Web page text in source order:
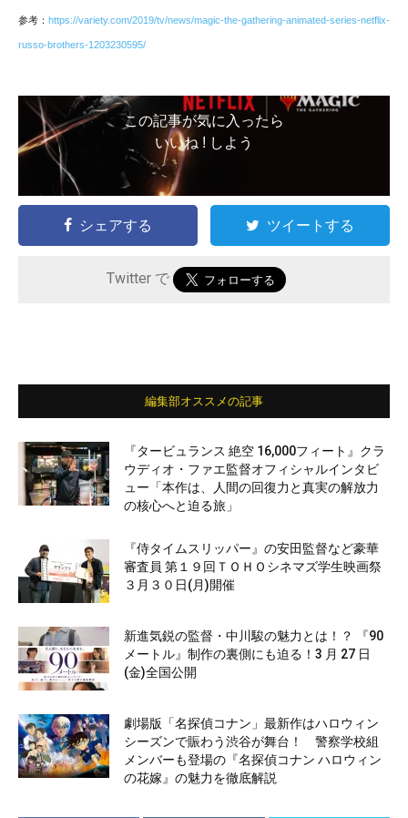
参考： https://variety.com/2019/tv/news/magic-the-gathering-animated-series-netflix-
russo-brothers-1203230595/
この記事が気に入ったら
いいね ! しよう
シェアする ツイートする
Twitter で
編集部オススメの記事
『タービュランス 絶空 16,000フィート』クラ
ウディオ・ファエ監督オフィシャルインタビ
ュー「本作は、人間の回復力と真実の解放力
の核心へと迫る旅」
『侍タイムスリッパー』の安田監督など豪華
審査員 第１９回ＴＯＨＯシネマズ学生映画祭
３月３０日(月)開催
新進気鋭の監督・中川駿の魅力とは！？ 『90
メートル』制作の裏側にも迫る！3 月 27 日
(金)全国公開
劇場版「名探偵コナン」最新作はハロウィン
シーズンで賑わう渋谷が舞台！ 警察学校組
メンバーも登場の『名探偵コナン ハロウィン
の花嫁』の魅力を徹底解説